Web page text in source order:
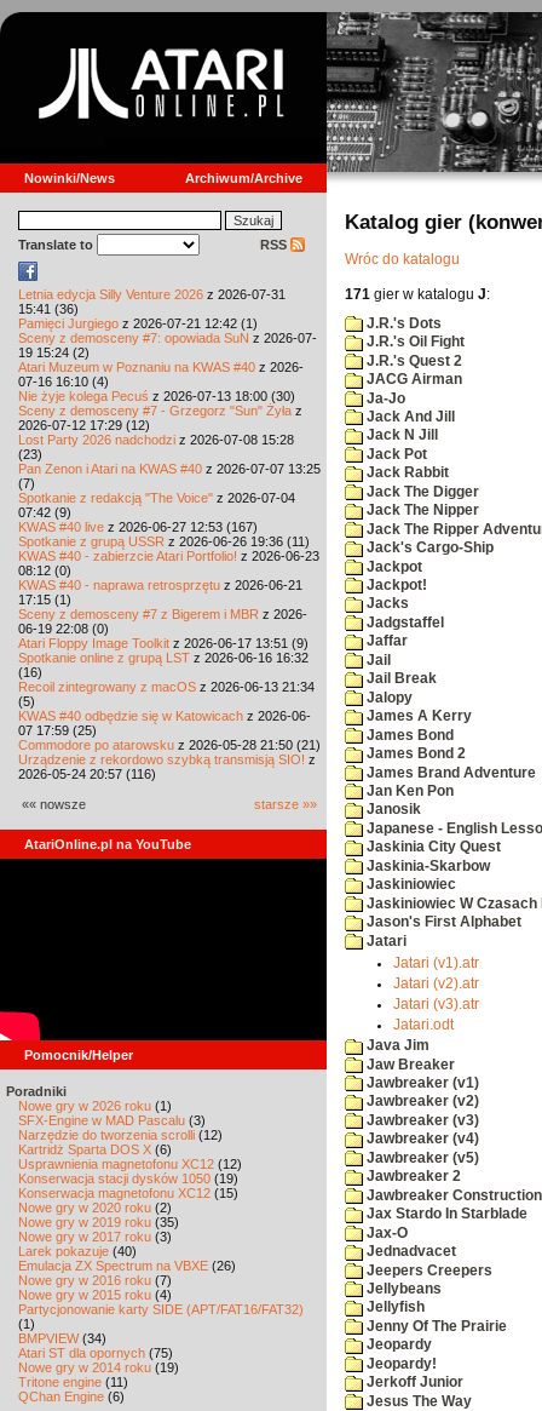
Nowinki/News Archiwum/Archive
Translate to RSS
Letnia edycja Silly Venture 2026 z 2026-07-31
15:41 (36)
Pamięci Jurgiego z 2026-07-21 12:42 (1)
Sceny z demosceny #7: opowiada SuN z 2026-07-
19 15:24 (2)
Atari Muzeum w Poznaniu na KWAS #40 z 2026-
07-16 16:10 (4)
Nie żyje kolega Pecuś z 2026-07-13 18:00 (30)
Sceny z demosceny #7 - Grzegorz "Sun" Żyła z
2026-07-12 17:29 (12)
Lost Party 2026 nadchodzi z 2026-07-08 15:28
(23)
Pan Zenon i Atari na KWAS #40 z 2026-07-07 13:25
(7)
Spotkanie z redakcją "The Voice" z 2026-07-04
07:42 (9)
KWAS #40 live z 2026-06-27 12:53 (167)
Spotkanie z grupą USSR z 2026-06-26 19:36 (11)
KWAS #40 - zabierzcie Atari Portfolio! z 2026-06-23
08:12 (0)
KWAS #40 - naprawa retrosprzętu z 2026-06-21
17:15 (1)
Sceny z demosceny #7 z Bigerem i MBR z 2026-
06-19 22:08 (0)
Atari Floppy Image Toolkit z 2026-06-17 13:51 (9)
Spotkanie online z grupą LST z 2026-06-16 16:32
(16)
Recoil zintegrowany z macOS z 2026-06-13 21:34
(5)
KWAS #40 odbędzie się w Katowicach z 2026-06-
07 17:59 (25)
Commodore po atarowsku z 2026-05-28 21:50 (21)
Urządzenie z rekordowo szybką transmisją SIO! z
2026-05-24 20:57 (116)
«« nowsze starsze »»
AtariOnline.pl na YouTube
Pomocnik/Helper
Poradniki
Nowe gry w 2026 roku (1)
SFX-Engine w MAD Pascalu (3)
Narzędzie do tworzenia scrolli (12)
Kartridż Sparta DOS X (6)
Usprawnienia magnetofonu XC12 (12)
Konserwacja stacji dysków 1050 (19)
Konserwacja magnetofonu XC12 (15)
Nowe gry w 2020 roku (2)
Nowe gry w 2019 roku (35)
Nowe gry w 2017 roku (3)
Larek pokazuje (40)
Emulacja ZX Spectrum na VBXE (26)
Nowe gry w 2016 roku (7)
Nowe gry w 2015 roku (4)
Partycjonowanie karty SIDE (APT/FAT16/FAT32)
(1)
BMPVIEW(34)
Atari ST dla opornych (75)
Nowe gry w 2014 roku (19)
Tritone engine (11)
QChan Engine (6)
Katalog gier
Wróc do katalogu
171 gier w katalogu J:
J.R.'s Dots
J.R.'s Oil Fight
J.R.'s Quest 2
JACG Airman
Ja-Jo
Jack And Jill
Jack N Jill
Jack Pot
Jack Rabbit
Jack The Digger
Jack The Nipper
Jack The Ripper
Jack's Cargo-Ship
Jackpot
Jackpot!
Jacks
Jadgstaffel
Jaffar
Jail
Jail Break
Jalopy
James A Kerry
James Bond
James Bond 2
James Brand Adventure
Jan Ken Pon
Janosik
Japanese - English
Jaskinia City Quest
Jaskinia-Skarbow
Jaskiniowiec
Jaskiniowiec W Czasach
Jason's First Alphabet
Jatari
Jatari (v1).atr
Jatari (v2).atr
Jatari (v3).atr
Jatari.odt
Java Jim
Jaw Breaker
Jawbreaker (v1)
Jawbreaker (v2)
Jawbreaker (v3)
Jawbreaker (v4)
Jawbreaker (v5)
Jawbreaker 2
Jawbreaker Construction
Jax Stardo In Starblade
Jax-O
Jednadvacet
Jeepers Creepers
Jellybeans
Jellyfish
Jenny Of The Prairie
Jeopardy
Jeopardy!
Jerkoff Junior
Jesus The Way